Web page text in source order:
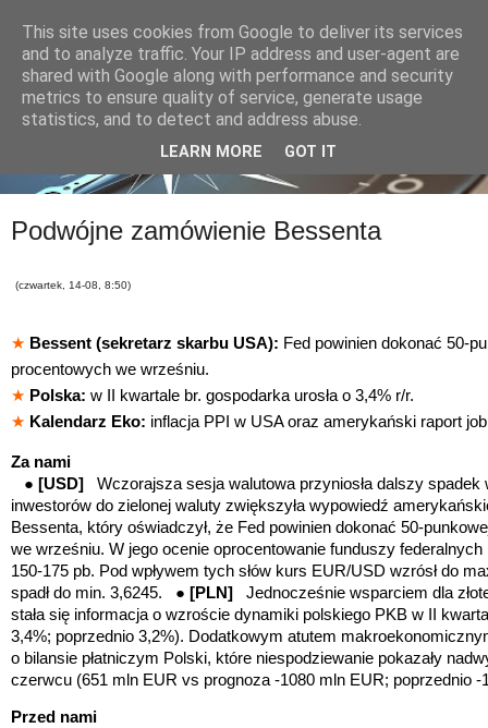
Podwójne zamówienie Bessenta
(czwartek, 14-08, 8:50)
★ Bessent (sekretarz skarbu USA): Fed powinien dokonać 50-
procentowych we wrześniu.
★ Polska: w II kwartale br. gospodarka urosła o 3,4% r/r.
★ Kalendarz Eko: inflacja PPI w USA oraz amerykański raport
Za nami
● [USD] Wczorajsza sesja walutowa przyniosła dalszy
inwestorów do zielonej waluty zwiększyła wypowiedź
Bessenta, który oświadczył, że Fed powinien dokonać 50-
we wrześniu. W jego ocenie oprocentowanie funduszy
150-175 pb. Pod wpływem tych słów kurs EUR/USD wzrósł do
spadł do min. 3,6245. ● [PLN] Jednocześnie wsparciem dla
stała się informacja o wzroście dynamiki polskiego PKB w II
3,4%; poprzednio 3,2%). Dodatkowym atutem
o bilansie płatniczym Polski, które niespodziewanie pokazały
czerwcu (651 mln EUR vs prognoza -1080 mln EUR; poprzednio -
Przed nami
This site uses cookies from Google to deliver its services
and to analyze traffic. Your IP address and user-agent are
shared with Google along with performance and security
metrics to ensure quality of service, generate usage
statistics, and to detect and address abuse.
LEARN MORE GOT IT